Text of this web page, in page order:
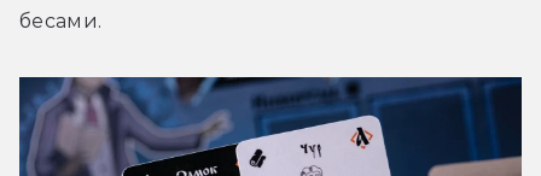
бесами.